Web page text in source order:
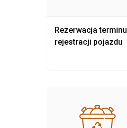
Rezerwacja terminu
rejestracji pojazdu